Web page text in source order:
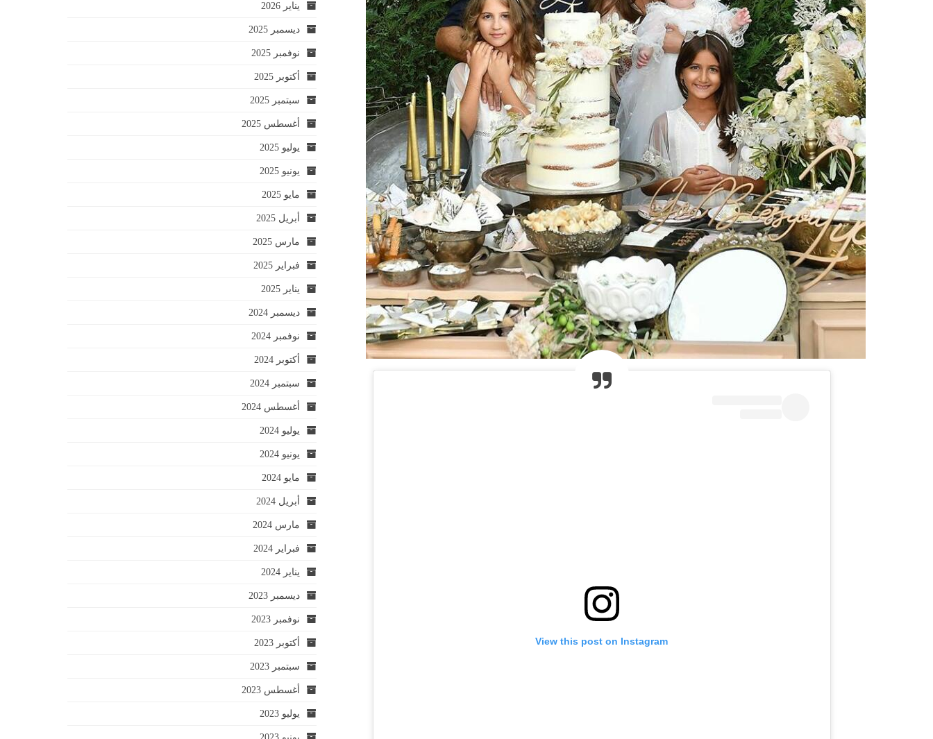
View this post on Instagram
يناير 2026
ديسمبر 2025
نوفمبر 2025
أكتوبر 2025
سبتمبر 2025
أغسطس 2025
يوليو 2025
يونيو 2025
مايو 2025
أبريل 2025
مارس 2025
فبراير 2025
يناير 2025
ديسمبر 2024
نوفمبر 2024
أكتوبر 2024
سبتمبر 2024
أغسطس 2024
يوليو 2024
يونيو 2024
مايو 2024
أبريل 2024
مارس 2024
فبراير 2024
يناير 2024
ديسمبر 2023
نوفمبر 2023
أكتوبر 2023
سبتمبر 2023
أغسطس 2023
يوليو 2023